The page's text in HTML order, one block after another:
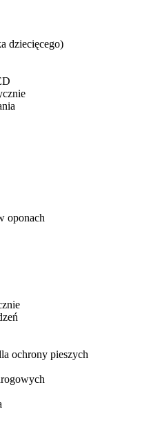
dziecięcego)
oponach
ochrony pieszych